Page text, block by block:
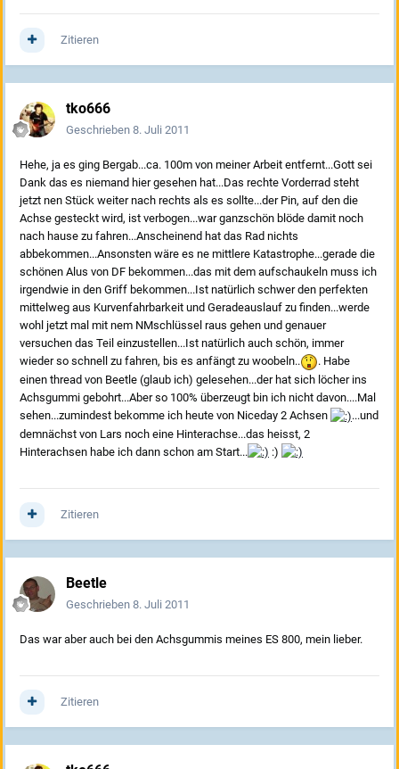
Zitieren
tko666
Geschrieben 8. Juli 2011
Hehe, ja es ging Bergab...ca. 100m von meiner Arbeit entfernt...Gott sei
Dank das es niemand hier gesehen hat...Das rechte Vorderrad steht
jetzt nen Stück weiter nach rechts als es sollte...der Pin, auf den die
Achse gesteckt wird, ist verbogen...war ganzschön blöde damit noch
nach hause zu fahren...Anscheinend hat das Rad nichts
abbekommen...Ansonsten wäre es ne mittlere Katastrophe...gerade die
schönen Alus von DF bekommen...das mit dem aufschaukeln muss ich
irgendwie in den Griff bekommen...Ist natürlich schwer den perfekten
mittelweg aus Kurvenfahrbarkeit und Geradeauslauf zu finden...werde
wohl jetzt mal mit nem NMschlüssel raus gehen und genauer
versuchen das Teil einzustellen...Ist natürlich auch schön, immer
wieder so schnell zu fahren, bis es anfängt zu woobeln..
. Habe
einen thread von Beetle (glaub ich) gelesehen...der hat sich löcher ins
Achsgummi gebohrt...Aber so 100% überzeugt bin ich nicht davon....Mal
sehen...zumindest bekomme ich heute von Niceday 2 Achsen
...und
demnächst von Lars noch eine Hinterachse...das heisst, 2
Hinterachsen habe ich dann schon am Start...
:)
Zitieren
Beetle
Geschrieben 8. Juli 2011
Das war aber auch bei den Achsgummis meines ES 800, mein lieber.
Zitieren